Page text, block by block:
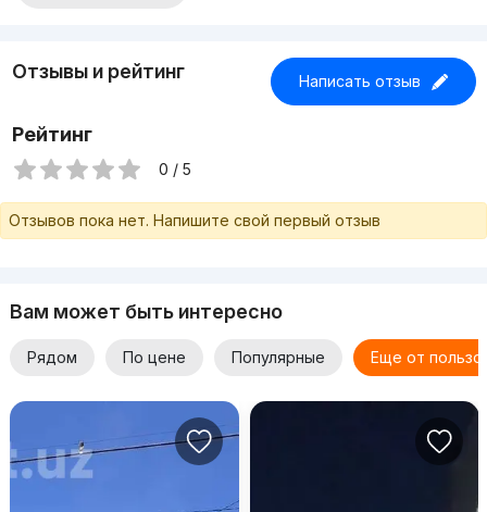
Отзывы и рейтинг Написать отзыв
Рейтинг
0 / 5
Отзывов пока нет. Напишите свой первый отзыв
Вам может быть интересно
Рядом По цене Популярные Еще от